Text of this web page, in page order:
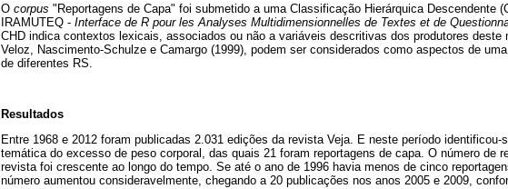
O corpus "Reportagens de Capa" foi submetido a uma Classificação Hierárquica Descendente
IRAMUTEQ - Interface de R pour les Analyses Multidimensionnelles de Textes et de
CHD indica contextos lexicais, associados ou não a variáveis descritivas dos produtores deste
Veloz, Nascimento-Schulze e Camargo (1999), podem ser considerados como aspectos de
de diferentes RS.
Resultados
Entre 1968 e 2012 foram publicadas 2.031 edições da revista Veja. E neste período identificou-
temática do excesso de peso corporal, das quais 21 foram reportagens de capa. O número de
revista foi crescente ao longo do tempo. Se até o ano de 1996 havia menos de cinco
número aumentou consideravelmente, chegando a 20 publicações nos anos 2005 e 2009,